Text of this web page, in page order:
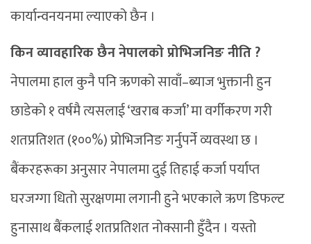
कार्यान्वनयनमा ल्याएको छैन ।
किन व्यावहारिक छैन नेपालको प्रोभिजनिङ नीति ?
नेपालमा हाल कुनै पनि ऋणको सावाँ–ब्याज भुक्तानी हुन
छाडेको १ वर्षमै त्यसलाई ‘खराब कर्जा’ मा वर्गीकरण गरी
शतप्रतिशत (१००%) प्रोभिजनिङ गर्नुपर्ने व्यवस्था छ ।
बैंकरहरूका अनुसार नेपालमा दुई तिहाई कर्जा पर्याप्त
घरजग्गा धितो सुरक्षणमा लगानी हुने भएकाले ऋण डिफल्ट
हुनासाथ बैंकलाई शतप्रतिशत नोक्सानी हुँदैन । यस्तो